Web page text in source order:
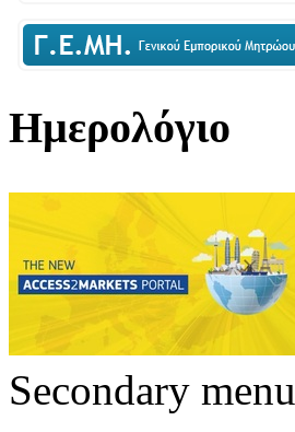
Ημερολόγιο
Secondary menu